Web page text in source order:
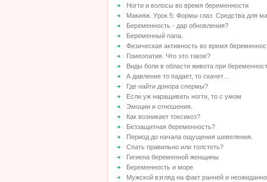
Ногти и волосы во время беременности
Макияж. Урок 5: Формы глаз. Средства для
Беременность - дар обновления?
Беременный папа.
Физическая активность во время
Гомеопатия. Что это такое?
Виды боли в области живота при
А давление то падает, то скачет…
Где найти донора спермы?
Если уж наращивать ногти, то с умом
Эмоции и отношения.
Как возникает токсикоз?
Беззащитная беременность?
Период до начала ощущения шевеления.
Спать правильно или толстеть?
Гигиена беременной женщины
Беременность и море
Мужской взгляд на факт ранней и